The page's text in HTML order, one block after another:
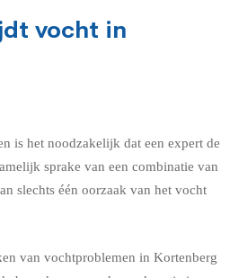
vocht in
is het noodzakelijk dat een expert de
sprake van een combinatie van
slechts één oorzaak van het vocht
van vochtproblemen in Kortenberg